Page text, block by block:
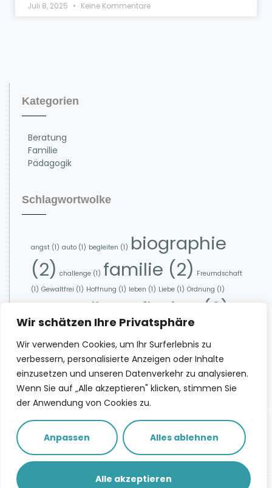
Wir schätzen Ihre Privatsphäre
Wir verwenden Cookies, um Ihr Surferlebnis zu
verbessern, personalisierte Anzeigen oder Inhalte
einzusetzen und unseren Datenverkehr zu analysieren.
Wenn Sie auf „Alle akzeptieren" klicken, stimmen Sie
der Anwendung von Cookies zu.
Anpassen Alles ablehnen
Alle akzeptieren
Juli 8, 2025 Keine Kommentare
Kategorien
Beratung
Familie
Pädagogik
Schlagwortwolke
angst (1) auto (1) begleiten (1) biographie
(2) challenge (1) familie (2) Freumdschaft
(1) Gewaltfrei (1) Hoffnung (1) leben (1) Liebe (1) Ordnung (1)
selbstreflexion (2)
zukunft(1)
Spotify Deezer
Apple Podcasts
YouTube
info@ritajorra.de
Impressum
Eine Nachricht
Workshop
Datenschutz